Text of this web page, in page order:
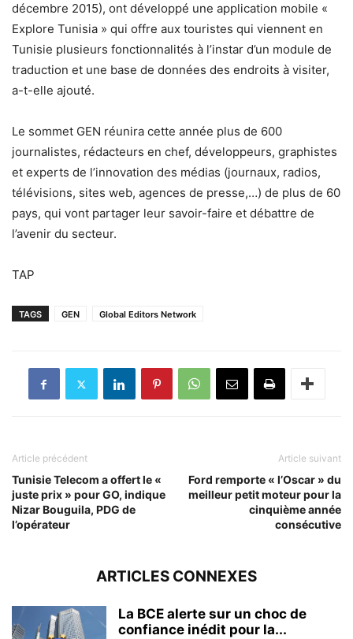
décembre 2015), ont développé une application mobile «
Explore Tunisia » qui offre aux touristes qui viennent en
Tunisie plusieurs fonctionnalités à l’instar d’un module de
traduction et une base de données des endroits à visiter,
a-t-elle ajouté.
Le sommet GEN réunira cette année plus de 600
journalistes, rédacteurs en chef, développeurs, graphistes
et experts de l’innovation des médias (journaux, radios,
télévisions, sites web, agences de presse,…) de plus de 60
pays, qui vont partager leur savoir-faire et débattre de
l’avenir du secteur.
TAP
TAGS GEN Global Editors Network
Article précédent
Tunisie Telecom a offert le «
juste prix » pour GO, indique
Nizar Bouguila, PDG de
l’opérateur
Article suivant
Ford remporte « l’Oscar » du
meilleur petit moteur pour la
cinquième année
consécutive
ARTICLES CONNEXES
La BCE alerte sur un choc de
confiance inédit pour la...